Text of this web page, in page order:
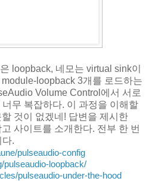
loopback, 네모는 virtual sink이
loopback 3개를 로드하는
Volume Control에서 서로
무 복잡하다. 이 과정을 이해할
것이 없겠네! 답변을 제시한
사이트를 소개한다. 전부 한 번
다.
pulseaudio-config
pulseaudio-loopback/
pulseaudio-under-the-hood